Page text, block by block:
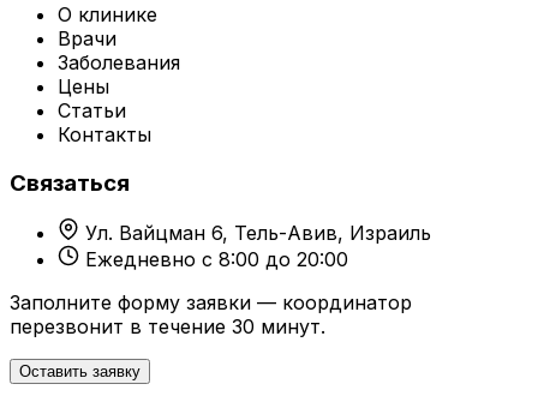
О клинике
Врачи
Заболевания
Цены
Статьи
Контакты
Связаться
Ул. Вайцман 6, Тель-Авив, Израиль
Ежедневно с 8:00 до 20:00
Заполните форму заявки — координатор
перезвонит в течение 30 минут.
Оставить заявку